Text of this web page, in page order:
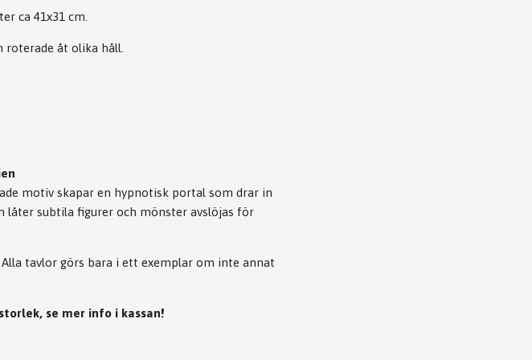
ca 41x31 cm.
roterade åt olika håll.
motiv skapar en hypnotisk portal som drar in
låter subtila figurer och mönster avslöjas för
tavlor görs bara i ett exemplar om inte annat
se mer info i kassan!